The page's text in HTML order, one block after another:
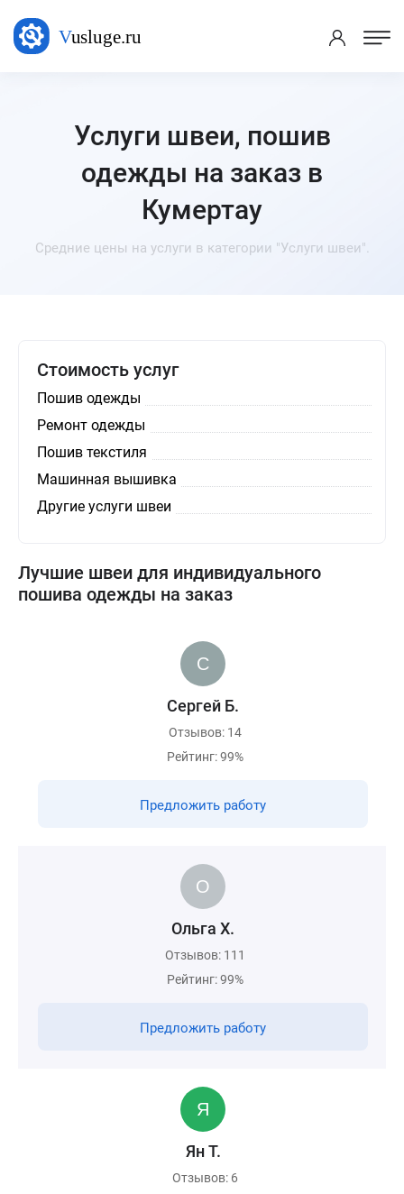
Услуги швеи, пошив
одежды на заказ в
Кумертау
Средние цены на услуги в категории "Услуги швеи".
Стоимость услуг
Пошив одежды
Ремонт одежды
Пошив текстиля
Машинная вышивка
Другие услуги швеи
Лучшие швеи для индивидуального
пошива одежды на заказ
Сергей Б.
Отзывов: 14
Рейтинг: 99%
Предложить работу
Ольга Х.
Отзывов: 111
Рейтинг: 99%
Предложить работу
Ян Т.
Отзывов: 6